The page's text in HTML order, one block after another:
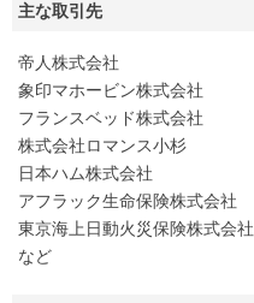
主な取引先
帝人株式会社
象印マホービン株式会社
フランスベッド株式会社
株式会社ロマンス小杉
日本ハム株式会社
アフラック生命保険株式会社
東京海上日動火災保険株式会社
など